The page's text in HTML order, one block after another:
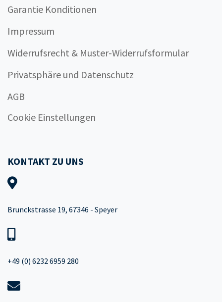
Garantie Konditionen
Impressum
Widerrufsrecht & Muster-Widerrufsformular
Privatsphäre und Datenschutz
AGB
Cookie Einstellungen
KONTAKT ZU UNS
Brunckstrasse 19, 67346 - Speyer
+49 (0) 6232 6959 280